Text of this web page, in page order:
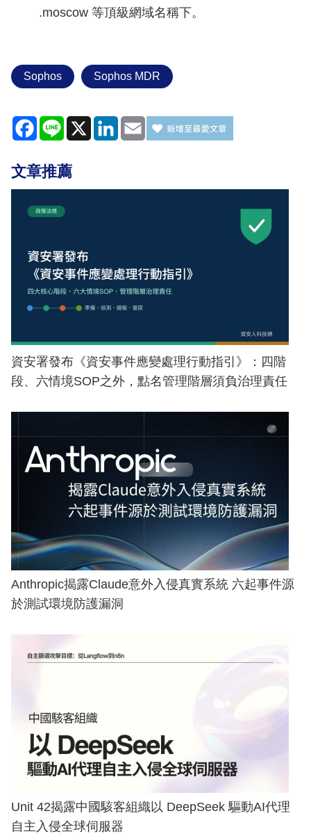
.moscow 等頂級網域名稱下。
Sophos Sophos MDR
Facebook
Line X LinkedIn
Email
文章推薦
資安署發布《資安事件應變處理行動指引》：四階
段、六情境SOP之外，點名管理階層須負治理責任
Anthropic揭露Claude意外入侵真實系統 六起事件源
於測試環境防護漏洞
Unit 42揭露中國駭客組織以 DeepSeek 驅動AI代理
自主入侵全球伺服器